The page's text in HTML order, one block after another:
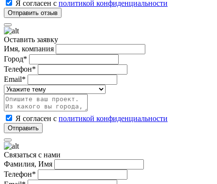
Я согласен с политикой конфиденциальности
Оставить заявку
Имя, компания
Город*
Телефон*
Email*
Я согласен с политикой конфиденциальности
Связаться с нами
Фамилия, Имя
Телефон*